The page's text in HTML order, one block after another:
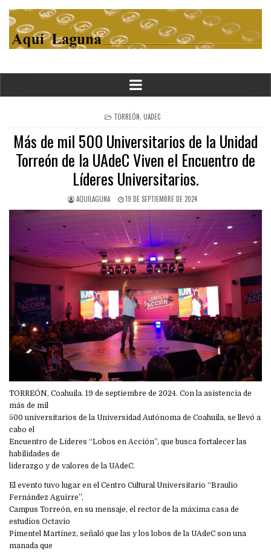
POSTED
IN
TORREÓN UADEC
Más de mil 500 Universitarios de la Unidad
Torreón de la UAdeC Viven el Encuentro de
Líderes Universitarios.
AQUILAGUNA 19 DE SEPTIEMBRE DE 2024
TORREÓN, Coahuila. 19 de septiembre de 2024. Con la asistencia de
más de mil
500 universitarios de la Universidad Autónoma de Coahuila, se llevó a
cabo el
Encuentro de Líderes “Lobos en Acción”, que busca fortalecer las
habilidades de
liderazgo y de valores de la UAdeC.
El evento tuvo lugar en el Centro Cultural Universitario “Braulio
Fernández Aguirre”,
Campus Torreón, en su mensaje, el rector de la máxima casa de
estudios Octavio
Pimentel Martínez, señaló que las y los lobos de la UAdeC son una
manada que